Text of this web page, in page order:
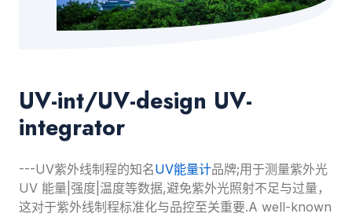
UV-int/UV-design UV-
integrator
---UV紫外线制程的知名UV能量计品牌;用于测量紫外光
UV 能量|强度|温度等数据,避免紫外光照射不足与过量，
这对于紫外线制程标准化与品控至关重要.A well-known